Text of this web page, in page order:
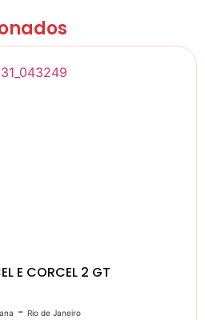
E CORCEL 2 GT
- Rio de Janeiro